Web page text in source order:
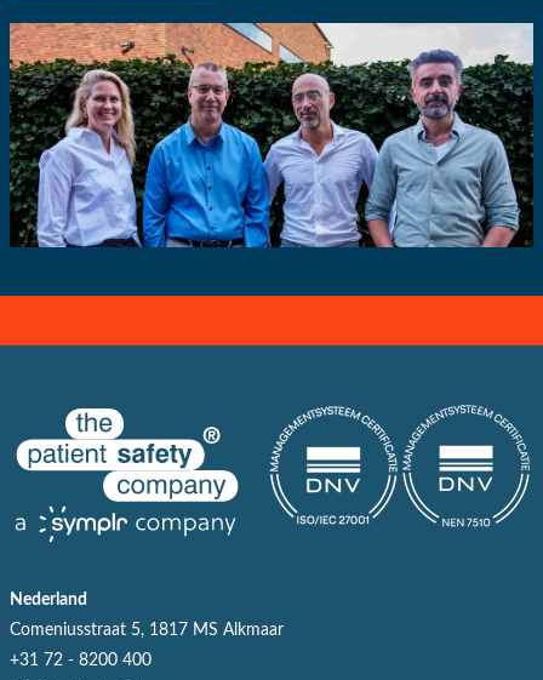
Nederland
Comeniusstraat 5, 1817 MS Alkmaar
+31 72 - 8200 400